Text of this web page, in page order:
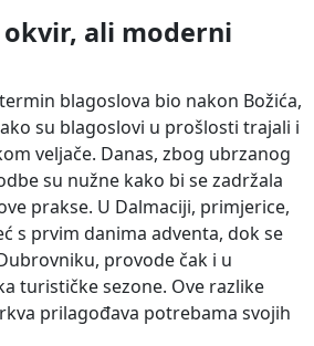
ali moderni
blagoslova bio nakon Božića,
su blagoslovi u prošlosti trajali i
veljače. Danas, zbog ubrzanog
su nužne kako bi se zadržala
prakse. U Dalmaciji, primjerice,
s prvim danima adventa, dok se
provode čak i u
turističke sezone. Ove razlike
prilagođava potrebama svojih